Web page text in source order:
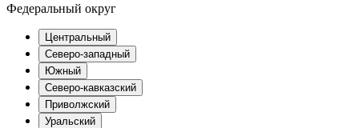
Федеральный округ
Центральный
Северо-западный
Южный
Северо-кавказский
Приволжский
Уральский